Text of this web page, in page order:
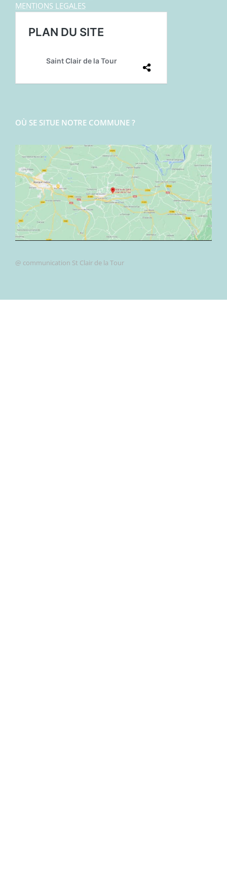
MENTIONS LEGALES
OÙ SE SITUE NOTRE COMMUNE ?
@ communication St Clair de la Tour